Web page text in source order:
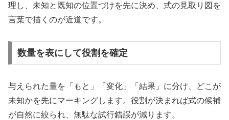
理し、未知と既知の位置づけを先に決め、式の見取り図を
言葉で描くのが近道です。
数量を表にして役割を確定
与えられた量を「もと」「変化」「結果」に分け、どこが
未知かを先にマーキングします。役割が決まれば式の候補
が自然に絞られ、無駄な試行錯誤が減ります。